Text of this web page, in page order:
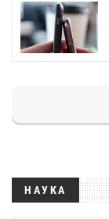
НАУКА